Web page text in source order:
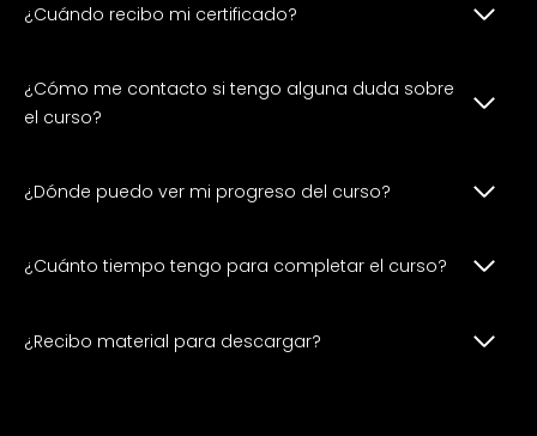
¿Cuándo recibo mi certificado?
¿Cómo me contacto si tengo alguna duda sobre
el curso?
¿Dónde puedo ver mi progreso del curso?
¿Cuánto tiempo tengo para completar el curso?
¿Recibo material para descargar?